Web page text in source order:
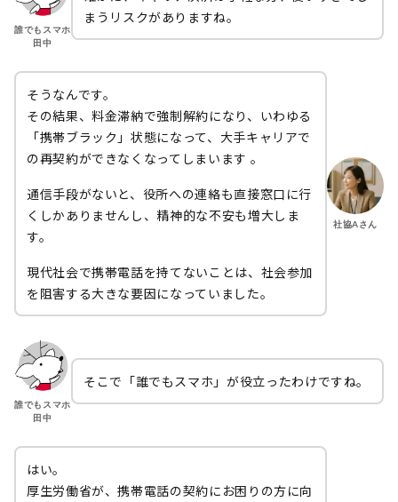
誰でもスマホ
田中
まうリスクがありますね。
社協Aさん
そうなんです。
その結果、料金滞納で強制解約になり、いわゆる
「携帯ブラック」状態になって、大手キャリアで
の再契約ができなくなってしまいます 。
通信手段がないと、役所への連絡も直接窓口に行
くしかありませんし、精神的な不安も増大しま
す。
現代社会で携帯電話を持てないことは、社会参加
を阻害する大きな要因になっていました。
誰でもスマホ
田中
そこで「誰でもスマホ」が役立ったわけですね。
はい。
厚生労働省が、携帯電話の契約にお困りの方に向